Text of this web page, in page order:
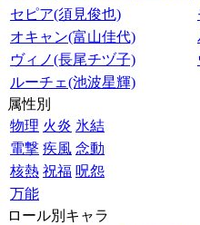
セピア(須見俊也)
オキャン(富山佳代)
ヴィノ(長尾チヅ子)
ルーチェ(池波星輝)
属性別
物理 火炎 氷結
電撃 疾風 念動
核熱 祝福 呪怨
万能
ロール別キャラ